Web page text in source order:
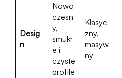
Desig
n
Nowo
czesn
y,
smukł
e i
czyste
profile
Klasyc
zny,
masyw
ny